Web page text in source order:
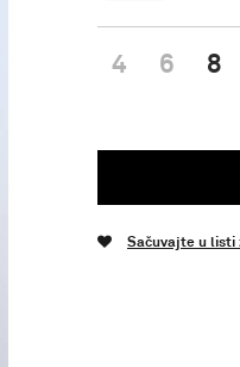
4 6 8
Sačuvajte u listi